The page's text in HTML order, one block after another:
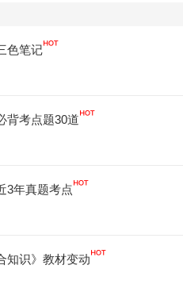
色笔记
背考点题30道
3年真题考点
知识》教材变动